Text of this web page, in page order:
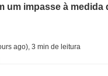
um impasse à
ago) 3 min de leitura